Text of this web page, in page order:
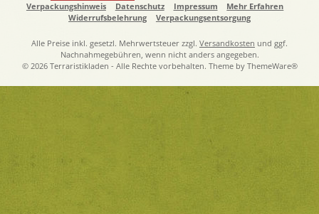
Verpackungshinweis
Datenschutz Impressum
Mehr Erfahren
Widerrufsbelehrung
Verpackungsentsorgung
Alle Preise inkl. gesetzl. Mehrwertsteuer zzgl. Versandkosten und ggf.
Nachnahmegebühren, wenn nicht anders angegeben.
© 2026 Terraristikladen - Alle Rechte vorbehalten. Theme by ThemeWare®